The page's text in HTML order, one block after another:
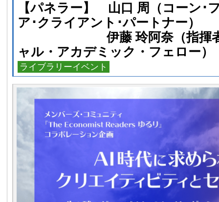
【パネラー】 山口 周（コーン･
ア･クライアント･パートナー）
伊藤 玲阿奈（指揮者／
ャル・アカデミック・フェロ
ライブラリーイベント